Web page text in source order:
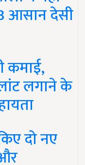
आसान देसी
कमाई,
लगाने के
दो नए